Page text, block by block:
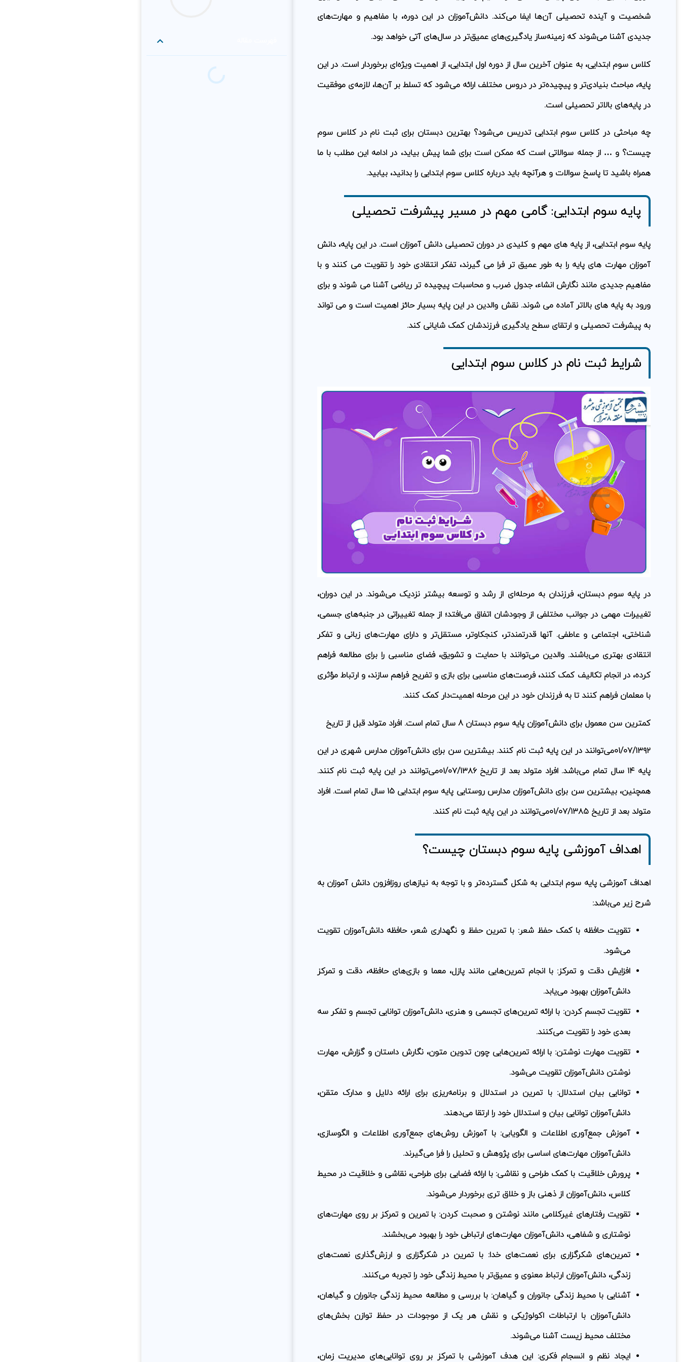
شخصیت و آینده تحصیلی آن‌ها ایفا می‌کند. دانش‌آموزان در این دوره، با مفاهیم و مهارت‌های
جدیدی آشنا می‌شوند که زمینه‌ساز یادگیری‌های عمیق‌تر در سال‌های آتی خواهد بود.
کلاس سوم ابتدایی، به عنوان آخرین سال از دوره اول ابتدایی، از اهمیت ویژه‌ای برخوردار است. در این
پایه، مباحث بنیادی‌تر و پیچیده‌تر در دروس مختلف ارائه می‌شود که تسلط بر آن‌ها، لازمه‌ی موفقیت
در پایه‌های بالاتر تحصیلی است.
چه مباحثی در کلاس سوم ابتدایی تدریس می‌شود؟ بهترین دبستان برای ثبت نام در کلاس سوم
چیست؟ و … از جمله سوالاتی است که ممکن است برای شما پیش بیاید، در ادامه این مطلب با ما
همراه باشید تا پاسخ سوالات و هرآنچه باید درباره کلاس سوم ابتدایی را بدانید، بیابید.
پایه سوم ابتدایی: گامی مهم در مسیر پیشرفت تحصیلی
پایه سوم ابتدایی، از پایه های مهم و کلیدی در دوران تحصیلی دانش آموزان است. در این پایه، دانش
آموزان مهارت های پایه را به طور عمیق تر فرا می گیرند، تفکر انتقادی خود را تقویت می کنند و با
مفاهیم جدیدی مانند نگارش انشاء، جدول ضرب و محاسبات پیچیده تر ریاضی آشنا می شوند و برای
ورود به پایه های بالاتر آماده می شوند. نقش والدین در این پایه بسیار حائز اهمیت است و می تواند
به پیشرفت تحصیلی و ارتقای سطح یادگیری فرزندشان کمک شایانی کند.
شرایط ثبت نام در کلاس سوم ابتدایی
در پایه سوم دبستان، فرزندان به مرحله‌ای از رشد و توسعه بیشتر نزدیک می‌شوند. در این دوران،
تغییرات مهمی در جوانب مختلفی از وجودشان اتفاق می‌افتد؛ از جمله تغییراتی در جنبه‌های جسمی،
شناختی، اجتماعی و عاطفی. آنها قدرتمندتر، کنجکاوتر، مستقل‌تر و دارای مهارت‌های زبانی و تفکر
انتقادی بهتری می‌باشند. والدین می‌توانند با حمایت و تشویق، فضای مناسبی را برای مطالعه فراهم
کرده، در انجام تکالیف کمک کنند، فرصت‌های مناسبی برای بازی و تفریح فراهم سازند، و ارتباط مؤثری
با معلمان فراهم کنند تا به فرزندان خود در این مرحله اهمیت‌دار کمک کنند.
کمترین سن معمول برای دانش‌آموزان پایه سوم دبستان 8 سال تمام است. افراد متولد قبل از تاریخ
۰۱/۰۷/۱۳۹۲می‌توانند در این پایه ثبت نام کنند. بیشترین سن برای دانش‌آموزان مدارس شهری در این
پایه ۱۴ سال تمام می‌باشد. افراد متولد بعد از تاریخ ۰۱/۰۷/۱۳۸۶می‌توانند در این پایه ثبت نام کنند.
همچنین، بیشترین سن برای دانش‌آموزان مدارس روستایی پایه سوم ابتدایی ۱۵ سال تمام است. افراد
متولد بعد از تاریخ ۰۱/۰۷/۱۳۸۵می‌توانند در این پایه ثبت نام کنند.
اهداف آموزشی پایه سوم دبستان چیست؟
اهداف آموزشی پایه سوم ابتدایی به شکل گسترده‌تر و با توجه به نیازهای روزافزون دانش آموزان به
شرح زیر می‌باشد:
تقویت حافظه با کمک حفظ شعر: با تمرین حفظ و نگهداری شعر، حافظه دانش‌آموزان تقویت
می‌شود.
افزایش دقت و تمرکز:با انجام تمرین‌هایی مانند پازل، معما و بازی‌های حافظه، دقت و تمرکز
دانش‌آموزان بهبود می‌یابد.
تقویت تجسم کردن: با ارائه تمرین‌های تجسمی و هنری، دانش‌آموزان توانایی تجسم و تفکر سه
بعدی خود را تقویت می‌کنند.
تقویت مهارت نوشتن: با ارائه تمرین‌هایی چون تدوین متون، نگارش داستان و گزارش، مهارت
نوشتن دانش‌آموزان تقویت می‌شود.
توانایی بیان استدلال: با تمرین در استدلال و برنامه‌ریزی برای ارائه دلایل و مدارک متقن،
دانش‌آموزان توانایی بیان و استدلال خود را ارتقا می‌دهند.
آموزش جمع‌آوری اطلاعات و الگویابی: با آموزش روش‌های جمع‌آوری اطلاعات و الگوسازی،
دانش‌آموزان مهارت‌های اساسی برای پژوهش و تحلیل را فرا می‌گیرند.
پرورش خلاقیت با کمک طراحی و نقاشی: با ارائه فضایی برای طراحی، نقاشی و خلاقیت در محیط
کلاس، دانش‌آموزان از ذهنی باز و خلاق تری برخوردار می‌شوند.
تقویت رفتارهای غیرکلامی مانند نوشتن و صحبت کردن: با تمرین و تمرکز بر روی مهارت‌های
نوشتاری و شفاهی، دانش‌آموزان مهارت‌های ارتباطی خود را بهبود می‌بخشند.
تمرین‌های شکرگزاری برای نعمت‌های خدا: با تمرین در شکرگزاری و ارزش‌گذاری نعمت‌های
زندگی، دانش‌آموزان ارتباط معنوی و عمیق‌تر با محیط زندگی خود را تجربه می‌کنند.
آشنایی با محیط زندگی جانوران و گیاهان: با بررسی و مطالعه محیط زندگی جانوران و گیاهان،
دانش‌آموزان با ارتباطات اکولوژیکی و نقش هر یک از موجودات در حفظ توازن بخش‌های
مختلف محیط زیست آشنا می‌شوند.
ایجاد نظم و انسجام فکری: این هدف آموزشی با تمرکز بر روی توانایی‌های مدیریت زمان،